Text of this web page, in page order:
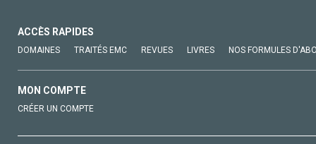
ACCÈS RAPIDES
DOMAINES TRAITÉS EMC REVUES LIVRES NOS FORMULES
MON COMPTE
CRÉER UN COMPTE